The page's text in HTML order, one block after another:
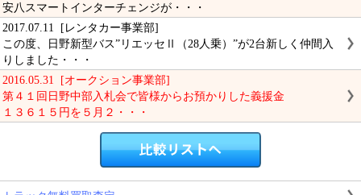
安八スマートインターチェンジが・・・
2017.07.11 [レンタカー事業部]
この度、日野新型バス”リエッセⅡ（28人乗）”が2台新しく仲間入
りしました・・・
2016.05.31 [オークション事業部]
第４１回日野中部入札会で皆様からお預かりした義援金
１３６１５円を５月２・・・